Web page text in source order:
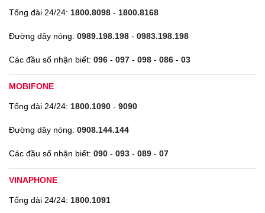
Tổng đài 24/24: 1800.8098 - 1800.8168
Đường dây nóng: 0989.198.198 - 0983.198.198
Các đầu số nhận biết: 096 - 097 - 098 - 086 - 03
MOBIFONE
Tổng đài 24/24: 1800.1090 - 9090
Đường dây nóng: 0908.144.144
Các đầu số nhận biết: 090 - 093 - 089 - 07
VINAPHONE
Tổng đài 24/24: 1800.1091